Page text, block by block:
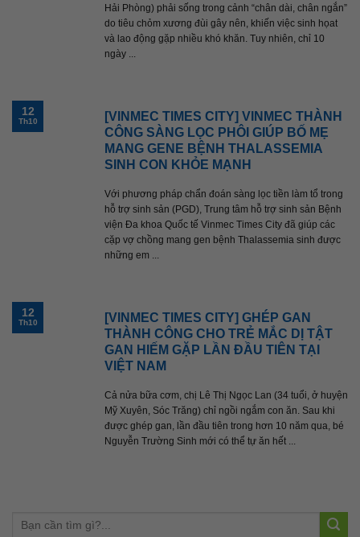
Hải Phòng) phải sống trong cảnh “chân dài, chân ngắn”
do tiêu chỏm xương đùi gây nên, khiến việc sinh họat
và lao động gặp nhiều khó khăn. Tuy nhiên, chỉ 10
ngày ...
[VINMEC TIMES CITY] VINMEC THÀNH
CÔNG SÀNG LỌC PHÔI GIÚP BỐ MẸ
MANG GENE BỆNH THALASSEMIA
SINH CON KHỎE MẠNH
Với phương pháp chẩn đoán sàng lọc tiền làm tổ trong
hỗ trợ sinh sản (PGD), Trung tâm hỗ trợ sinh sản Bệnh
viện Đa khoa Quốc tế Vinmec Times City đã giúp các
cặp vợ chồng mang gen bệnh Thalassemia sinh được
những em ...
12
Th10
[VINMEC TIMES CITY] GHÉP GAN
THÀNH CÔNG CHO TRẺ MẮC DỊ TẬT
GAN HIẾM GẶP LẦN ĐẦU TIÊN TẠI
VIỆT NAM
Cả nửa bữa cơm, chị Lê Thị Ngọc Lan (34 tuổi, ở huyện
Mỹ Xuyên, Sóc Trăng) chỉ ngồi ngắm con ăn. Sau khi
được ghép gan, lần đầu tiên trong hơn 10 năm qua, bé
Nguyễn Trường Sinh mới có thể tự ăn hết ...
12
Th10